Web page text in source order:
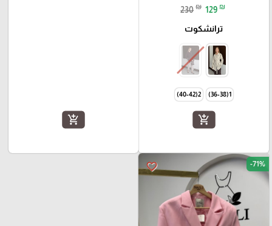
230 ₪ 129 ₪
ترانشكوت
1(36-38)
2(40-42)
add_shopping_cart
add_shopping_cart
favorite_border -71%